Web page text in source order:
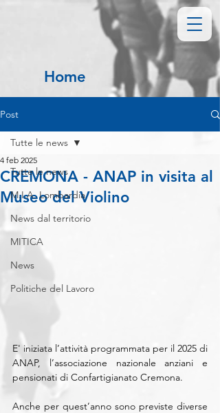
Home
Post
Tutte le news
M.I.A. Lombardia
News dal territorio
MITICA
News
Politiche del Lavoro
Tutte le news
CREMONA - ANAP in visita al
Museo del Violino
4 feb 2025
E' iniziata l’attività programmata per il 2025 di
ANAP, l’associazione nazionale anziani e
pensionati di Confartigianato Cremona.
Anche per quest’anno sono previste diverse